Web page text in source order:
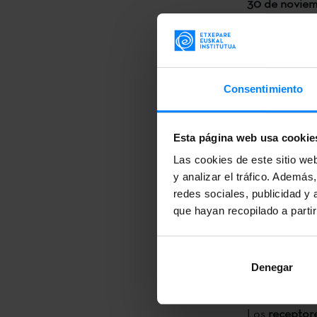
Consentimiento
Esta página web usa
Las cookies de este sitio
y analizar el tráfico.
redes sociales, publicidad y
que hayan recopilado a
Denegar
El curso de
estrategias
lengua
contextos
Los